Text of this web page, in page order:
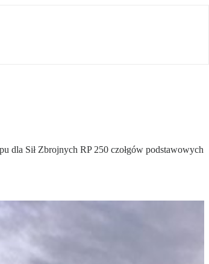
dla Sił Zbrojnych RP 250 czołgów podstawowych